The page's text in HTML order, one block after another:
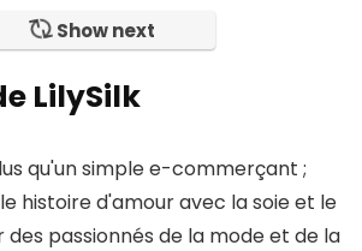
Show next
LilySilk
qu'un simple e-commerçant ;
histoire d'amour avec la soie et le
des passionnés de la mode et de la